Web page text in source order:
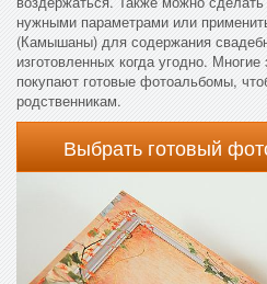
нужными параметрами или
(Камышаны) для содержания
изготовленных когда угодно.
покупают готовые фотоальбомы,
родственникам.
Выбрать готовый